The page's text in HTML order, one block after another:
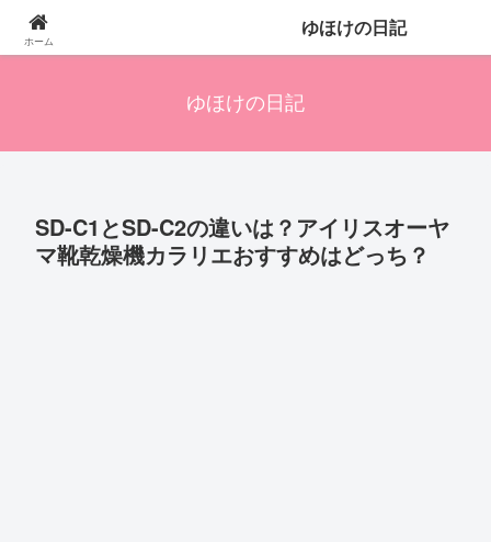
四人の子を持つ母のズボラ生活備忘録です。興味のあることアレやコレ、色々
ゆほけの日記
SD-C1とSD-C2の違いは？アイリスオーヤ
マ靴乾燥機カラリエおすすめはどっち？
ホーム
ゆほけの日記